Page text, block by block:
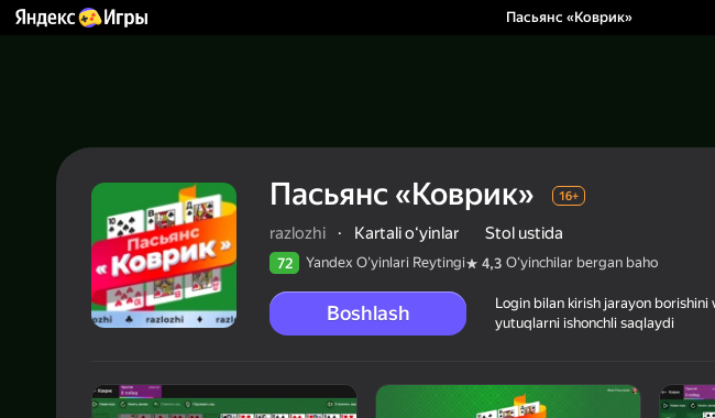
Пасьянс «Коврик»
Bekor
Пасьянс
«Коврик»
Пасьянс «Коврик» 16+
razlozhi · Kartali oʻyinlar Stol ustida
72 Yandex O'yinlari Reytingi 4,3 Oʻyinchilar bergan baho
Boshlash
Login bilan kirish jarayon borishini
yutuqlarni ishonchli saqlaydi